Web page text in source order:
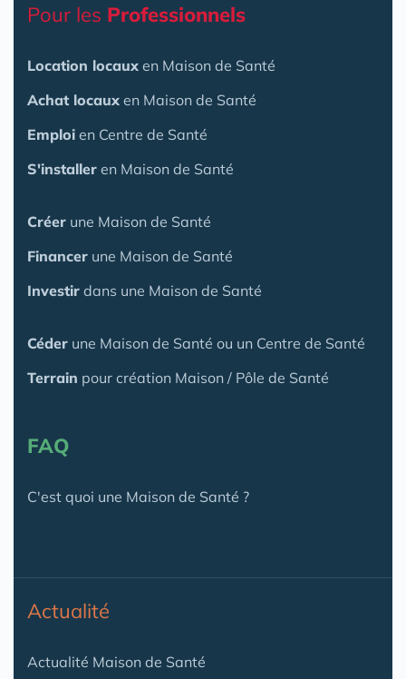
Pour les Professionnels
Location locaux en Maison de Santé
Achat locaux en Maison de Santé
Emploi en Centre de Santé
S'installer en Maison de Santé
Créer une Maison de Santé
Financer une Maison de Santé
Investir dans une Maison de Santé
Céder une Maison de Santé ou un Centre de Santé
Terrain pour création Maison / Pôle de Santé
FAQ
C'est quoi une Maison de Santé ?
Actualité
Actualité Maison de Santé